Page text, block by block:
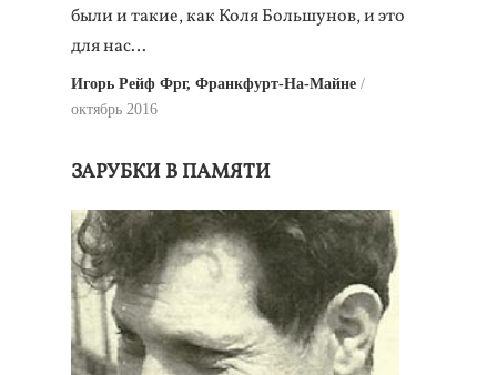
были и такие, как Коля Большунов, и это
для нас…
Игорь Рейф Фрг, Франкфурт-На-Майне
октябрь 2016
ЗАРУБКИ В ПАМЯТИ